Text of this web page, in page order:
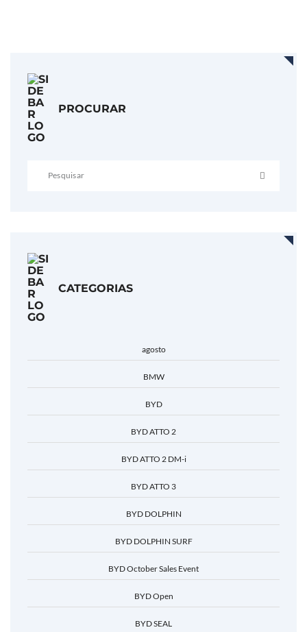
PROCURAR
CATEGORIAS
agosto
BMW
BYD
BYD ATTO 2
BYD ATTO 2 DM-i
BYD ATTO 3
BYD DOLPHIN
BYD DOLPHIN SURF
BYD October Sales Event
BYD Open
BYD SEAL